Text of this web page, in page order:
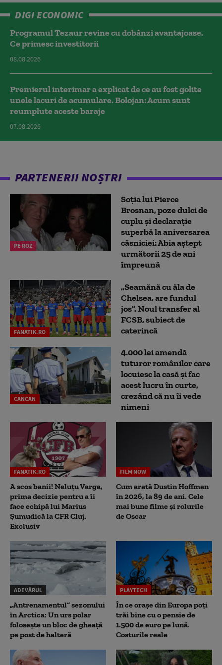
DIGI ECONOMIC
Programul Tezaur revine cu dobânzi avantajoase.
Ce primesc investitorii
08.08.2026
Premierul interimar a explicat de ce au fost golite
unele lacuri de acumulare. Bolojan: Acum sunt
reumplute aceste baraje
07.08.2026
PARTENERII NOȘTRI
PE ROZ
Soția lui Pierce
Brosnan, poze dulci de
cuplu și declarație
superbă la aniversarea
căsniciei: Abia aștept
următorii 25 de ani
împreună
FANATIK.RO
„Seamănă cu ăla de
Chelsea, are fundul
jos”. Noul transfer al
FCSB, subiect de
caterincă
CANCAN
4.000 lei amendă
tuturor românilor care
locuiesc la casă și fac
acest lucru în curte,
crezând că nu îi vede
nimeni
FANATIK.RO
A scos banii! Neluțu Varga,
prima decizie pentru a îi
face echipă lui Marius
Șumudică la CFR Cluj.
Exclusiv
FILM NOW
Cum arată Dustin Hoffman
în 2026, la 89 de ani. Cele
mai bune filme și rolurile
de Oscar
ADEVĂRUL
„Antrenamentul” sezonului
în Arctica: Un urs polar
folosește un bloc de gheață
pe post de halteră
PLAYTECH
În ce orașe din Europa poți
trăi bine cu o pensie de
1.500 de euro pe lună.
Costurile reale